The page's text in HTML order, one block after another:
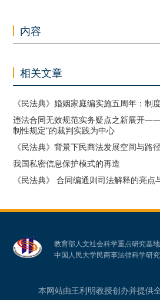
内容
相关文章
《民法典》婚姻家庭编实施五周年：制
违法合同无效规范实务疑点之新展开
制性规定”的裁判实践为中心
《民法典》背景下民商法发展空间与路
我国私密信息保护模式的再造
《民法典》 合同编通则司法解释的亮点
教育部人文社会科学重点研究基地
中国人民大学民商事法律科学研
本网站由王利明教授创办并提供